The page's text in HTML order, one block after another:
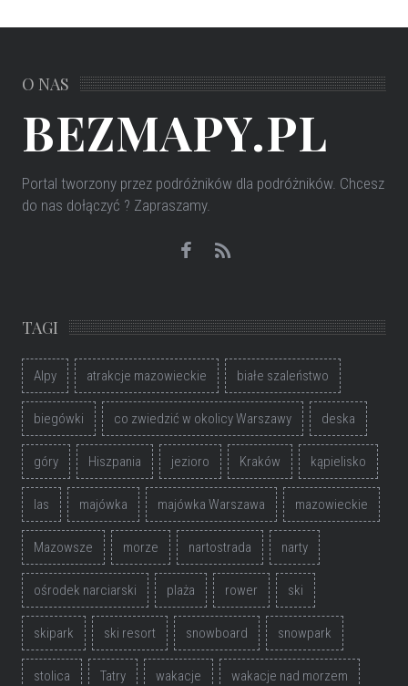
O NAS
BEZMAPY.PL
Portal tworzony przez podróżników dla podróżników. Chcesz
do nas dołączyć ? Zapraszamy.
TAGI
Alpy atrakcje mazowieckie białe szaleństwo
biegówki co zwiedzić w okolicy Warszawy deska
góry Hiszpania jezioro Kraków kąpielisko
las majówka majówka Warszawa mazowieckie
Mazowsze morze nartostrada narty
ośrodek narciarski plaża rower ski
skipark ski resort snowboard snowpark
stolica Tatry wakacje wakacje nad morzem